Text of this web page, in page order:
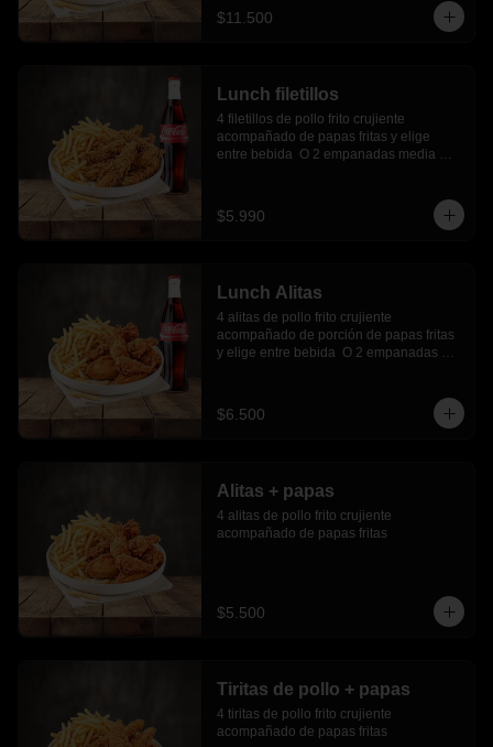
$11.500
Lunch filetillos
4 filetillos de pollo frito crujiente
acompañado de papas fritas y elige
entre bebida  O 2 empanadas media
$5.990
Lunch Alitas
4 alitas de pollo frito crujiente
acompañado de porción de papas fritas
y elige entre bebida  O 2 empanadas
$6.500
Alitas + papas
4 alitas de pollo frito crujiente
acompañado de papas fritas
$5.500
Tiritas de pollo + papas
4 tiritas de pollo frito crujiente
acompañado de papas fritas